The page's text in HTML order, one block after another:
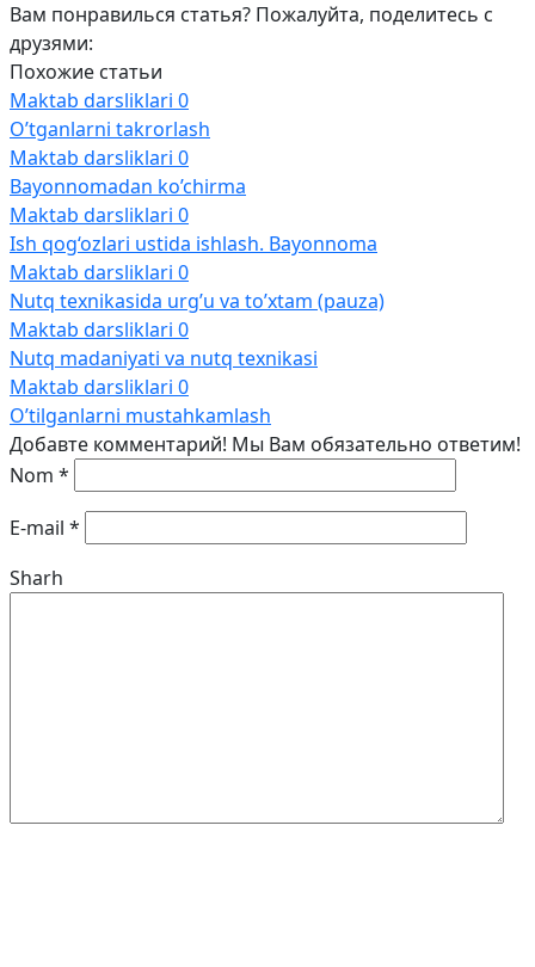
Вам понравилься статья? Пожалуйта, поделитесь с
друзями:
Похожие статьи
Maktab darsliklari 0
O’tganlarni takrorlash
Maktab darsliklari 0
Bayonnomadan ko’chirma
Maktab darsliklari 0
Ish qog‘ozlari ustida ishlash. Bayonnoma
Maktab darsliklari 0
Nutq texnikasida urg’u va to’xtam (pauza)
Maktab darsliklari 0
Nutq madaniyati va nutq texnikasi
Maktab darsliklari 0
O’tilganlarni mustahkamlash
Добавте комментарий! Мы Вам обязательно ответим!
Nom *
E-mail *
Sharh